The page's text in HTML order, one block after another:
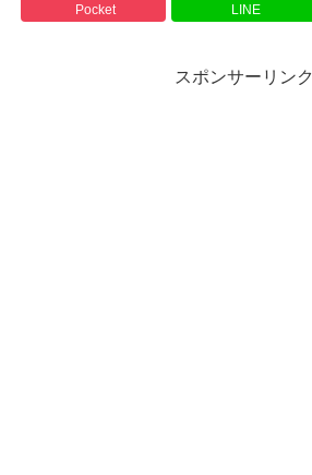
Pocket LINE
スポンサーリンク